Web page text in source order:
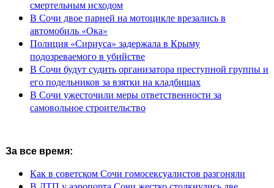
смертельным исходом
В Сочи двое парней на мотоцикле врезались в
автомобиль «Ока»
Полиция «Сириуса» задержала в Крыму
подозреваемого в убийстве
В Сочи будут судить организатора преступной группы и
его подельников за взятки на кладбищах
В Сочи ужесточили меры ответственности за
самовольное строительство
За все время:
Как в советском Сочи гомосексуалистов разгоняли